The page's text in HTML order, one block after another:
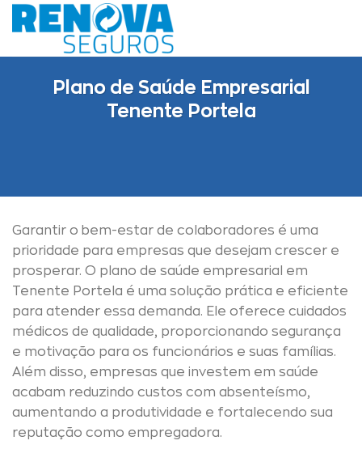
Skip
to
Plano de Saúde Empresarial
Tenente Portela
Garantir o bem-estar de colaboradores é uma
prioridade para empresas que desejam crescer e
prosperar. O plano de saúde empresarial em
Tenente Portela é uma solução prática e eficiente
para atender essa demanda. Ele oferece cuidados
médicos de qualidade, proporcionando segurança
e motivação para os funcionários e suas famílias.
Além disso, empresas que investem em saúde
acabam reduzindo custos com absenteísmo,
aumentando a produtividade e fortalecendo sua
reputação como empregadora.